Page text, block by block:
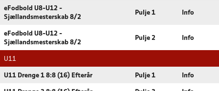
eFodbold U8-U12 -
Sjællandsmesterskab 8/2
Pulje 1 Info
eFodbold U8-U12 -
Sjællandsmesterskab 8/2
Pulje 2 Info
U11
U11 Drenge 1 8:8 (16) Efterår Pulje 1 Info